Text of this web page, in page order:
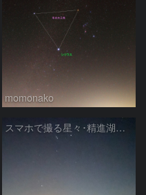
momonako
スマホで撮る星々･精進湖での冬の星座